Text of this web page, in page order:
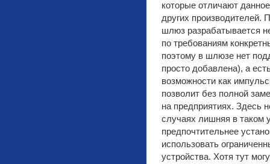
которые отличают
других производителей.
шлюз разрабатывается
по требованиям
поэтому в шлюзе нет
просто добавлена), а
возможности как
позволит без полной
на предприятиях. Здесь
случаях лишняя в таком
предпочтительнее
использовать
устройства. Хотя тут